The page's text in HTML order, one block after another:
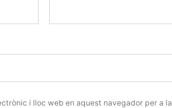
i lloc web en aquest navegador per a la